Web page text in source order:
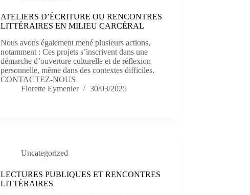
ATELIERS D’ÉCRITURE OU RENCONTRES
LITTÉRAIRES EN MILIEU CARCÉRAL
Nous avons également mené plusieurs actions,
notamment : Ces projets s’inscrivent dans une
démarche d’ouverture culturelle et de réflexion
personnelle, même dans des contextes difficiles.
CONTACTEZ-NOUS
Florette Eymenier
30/03/2025
Uncategorized
LECTURES PUBLIQUES ET RENCONTRES
LITTÉRAIRES